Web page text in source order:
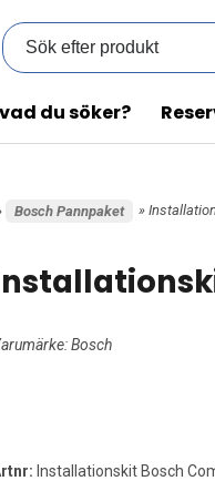
du söker?
Bosch Pannpaket »
Bosch
Installationskit Bosch